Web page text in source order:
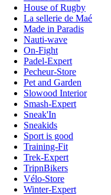
House of Rugby
La sellerie de Maé
Made in Paradis
Nauti-wave
On-Fight
Padel-Expert
Pecheur-Store
Pet and Garden
Slowood Interior
Smash-Expert
Sneak'In
Sneakids
Sport is good
Training-Fit
Trek-Expert
TripnBikers
Vélo-Store
Winter-Expert